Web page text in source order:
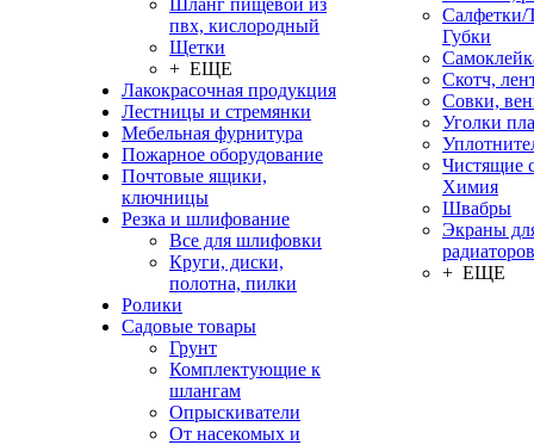
Шланг пищевой из
пвх, кислородный
Щетки
+ ЕЩЕ
Лакокрасочная продукция
Лестницы и стремянки
Мебельная фурнитура
Пожарное оборудование
Почтовые ящики,
ключницы
Резка и шлифование
Все для шлифовки
Круги, диски,
полотна, пилки
Ролики
Садовые товары
Грунт
Комплектующие к
шлангам
Опрыскиватели
От насекомых и
Салфетки/
Губки
Скотч,
Совки,
Уголки
Чистящие
Химия
Швабры
Экраны
радиаторов
+ ЕЩЕ